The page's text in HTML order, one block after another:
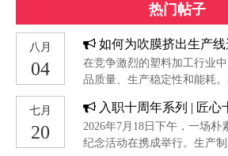
热门帖子
八月
04
如何为吹膜挤出生产线选
在竞争激烈的塑料加工行业
品质量、生产稳定性和能耗
为关键的决策之一。与其他
需要特别关注熔体温度波动
却行为。本指南将介绍如何
七月
20
入职十周年系列 | 匠心十载
2026年7月18日下午，一场朴
纪念活动在携成举行。生产